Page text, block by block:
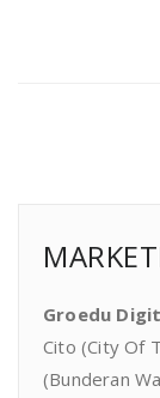
Groedu
Cito (City Of
(Bunderan